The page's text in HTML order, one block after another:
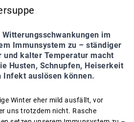
Witterungsschwankungen im
Immunsystem zu – ständiger
und kalter Temperatur macht
Husten, Schnupfen, Heiserkeit
Infekt auslösen können.
Winter eher mild ausfällt, vor
uns trotzdem nicht. Rasche